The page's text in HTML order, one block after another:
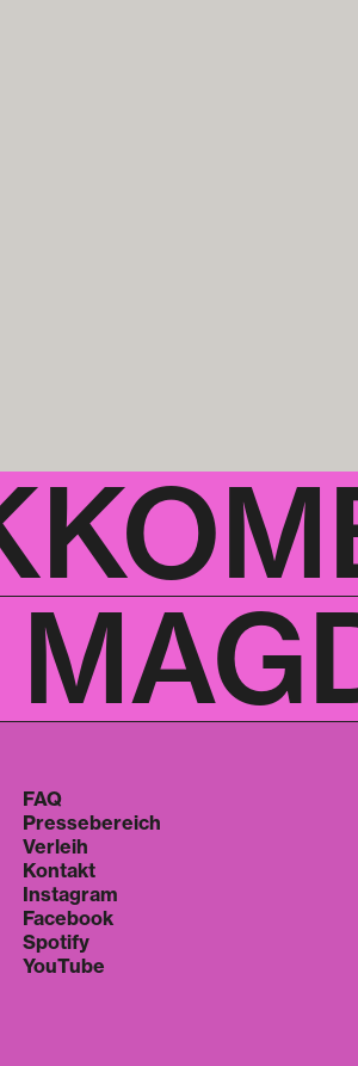
FAQ
Pressebereich
Verleih
Kontakt
Instagram
Facebook
Spotify
YouTube